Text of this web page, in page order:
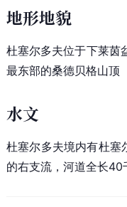
地形地貌
杜塞尔多夫位于下莱茵
最东部的桑德贝格山顶
水文
杜塞尔多夫境内有杜塞
的右支流，河道全长40